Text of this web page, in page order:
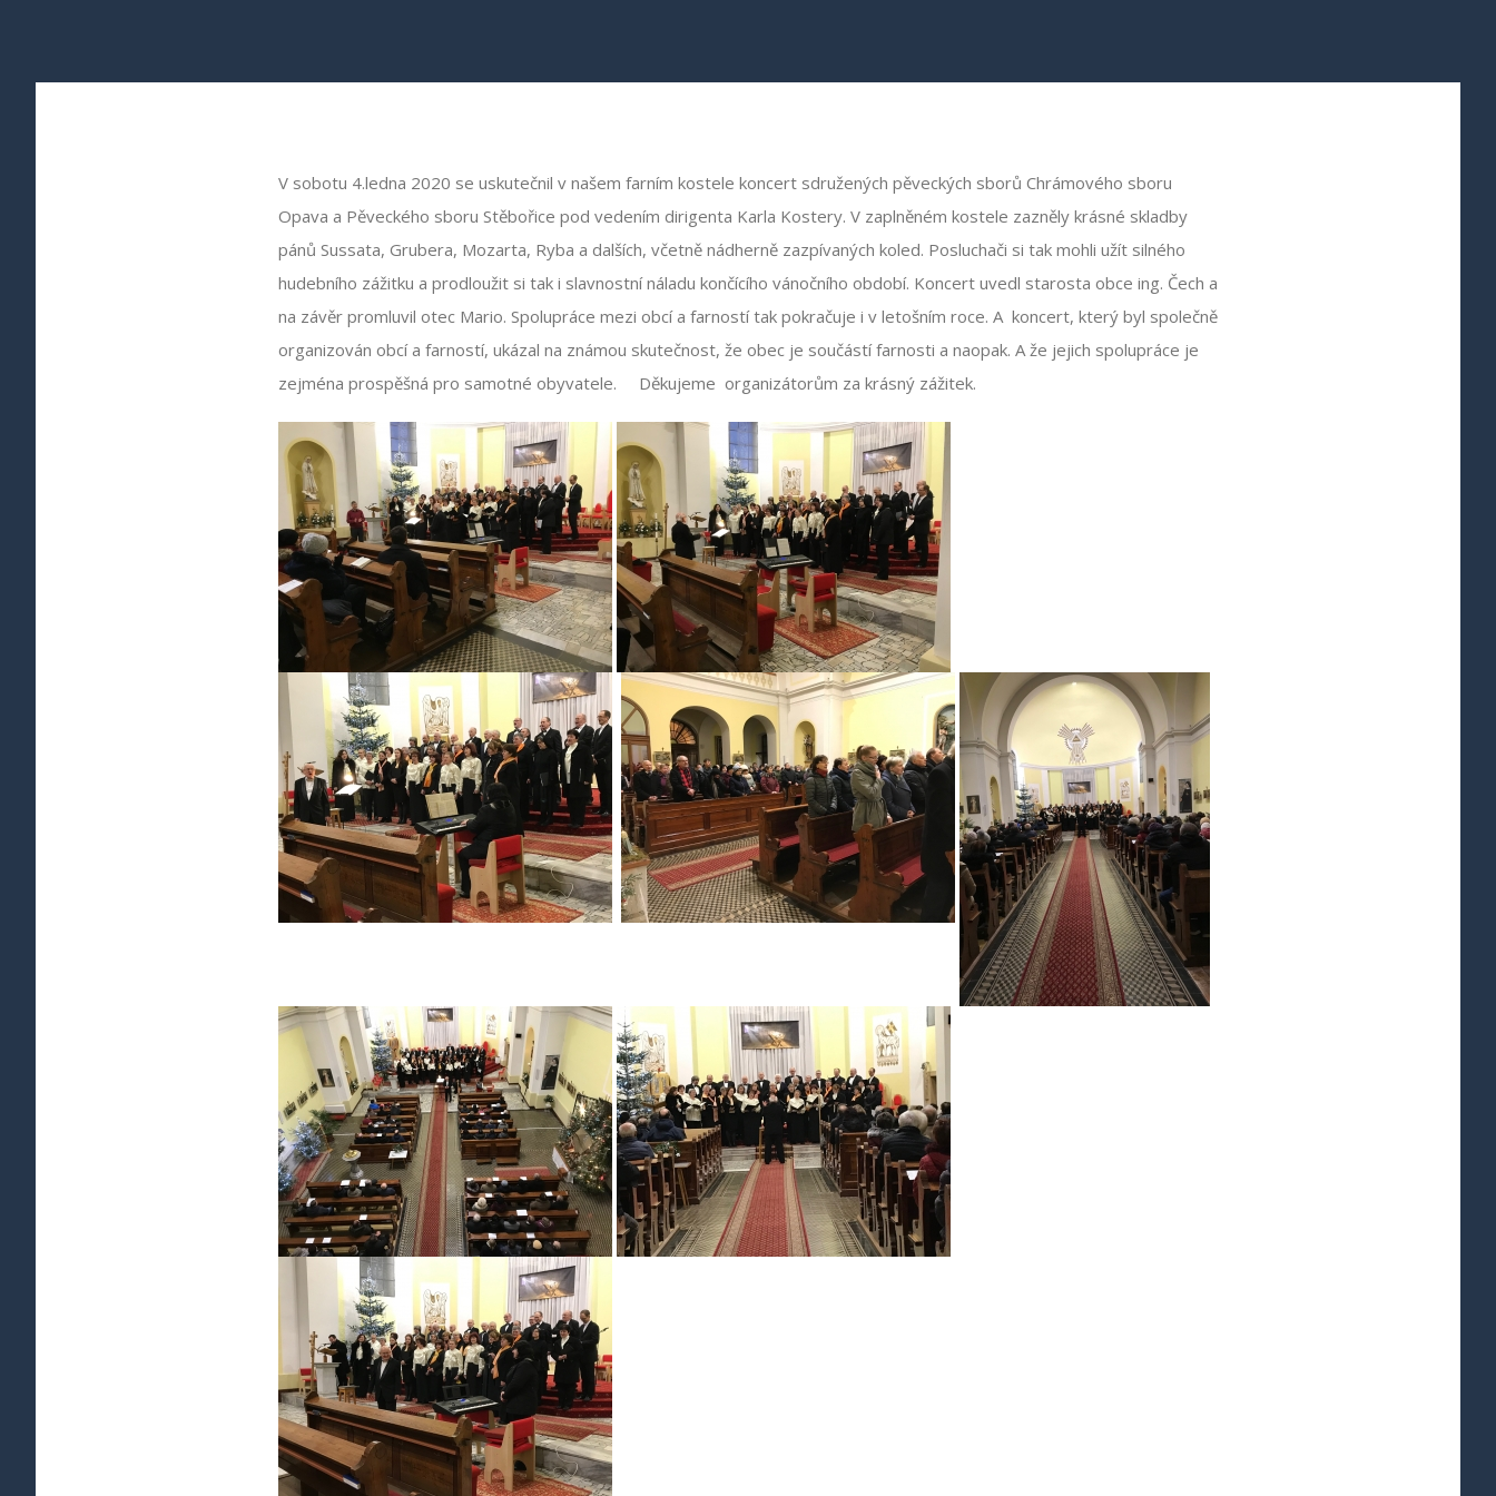
V sobotu 4.ledna 2020 se uskutečnil v našem farním kostele koncert sdružených pěveckých sborů Chrámového sboru
Opava a Pěveckého sboru Stěbořice pod vedením dirigenta Karla Kostery. V zaplněném kostele zazněly krásné skladby
pánů Sussata, Grubera, Mozarta, Ryba a dalších, včetně nádherně zazpívaných koled. Posluchači si tak mohli užít silného
hudebního zážitku a prodloužit si tak i slavnostní náladu končícího vánočního období. Koncert uvedl starosta obce ing. Čech a
na závěr promluvil otec Mario. Spolupráce mezi obcí a farností tak pokračuje i v letošním roce. A koncert, který byl společně
organizován obcí a farností, ukázal na známou skutečnost, že obec je součástí farnosti a naopak. A že jejich spolupráce je
zejména prospěšná pro samotné obyvatele. Děkujeme organizátorům za krásný zážitek.